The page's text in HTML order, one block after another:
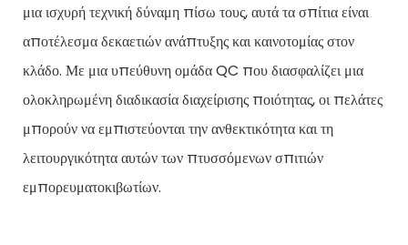
μια ισχυρή τεχνική δύναμη πίσω τους, αυτά τα σπίτια είναι
αποτέλεσμα δεκαετιών ανάπτυξης και καινοτομίας στον
κλάδο. Με μια υπεύθυνη ομάδα QC που διασφαλίζει μια
ολοκληρωμένη διαδικασία διαχείρισης ποιότητας, οι πελάτες
μπορούν να εμπιστεύονται την ανθεκτικότητα και τη
λειτουργικότητα αυτών των πτυσσόμενων σπιτιών
εμπορευματοκιβωτίων.